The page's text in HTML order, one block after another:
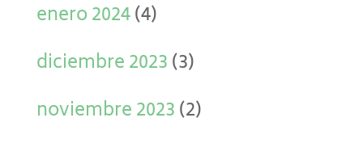
enero 2024(4)
diciembre 2023(3)
noviembre 2023(2)